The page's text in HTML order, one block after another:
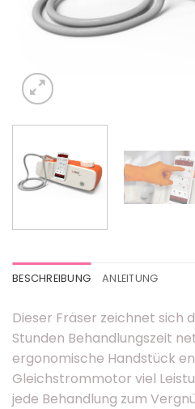
BESCHREIBUNG ANLEITUNG
Dieser Fräser zeichnet sich
Stunden Behandlungszeit
ergonomische Handstück
Gleichstrommotor viel
jede Behandlung zum